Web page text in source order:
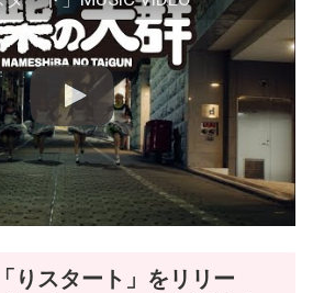
りスタート」をリリー